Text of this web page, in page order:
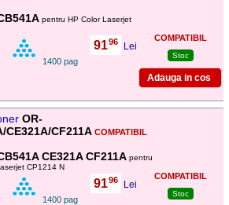
pentru HP Color Laserjet
1400 pag
COMPATIBIL
Stoc
9196 Lei
OR-
CE321A/CF211A COMPATIBIL
CE321A CF211A pentru
CP1214 N
1400 pag
COMPATIBIL
Stoc
9196 Lei